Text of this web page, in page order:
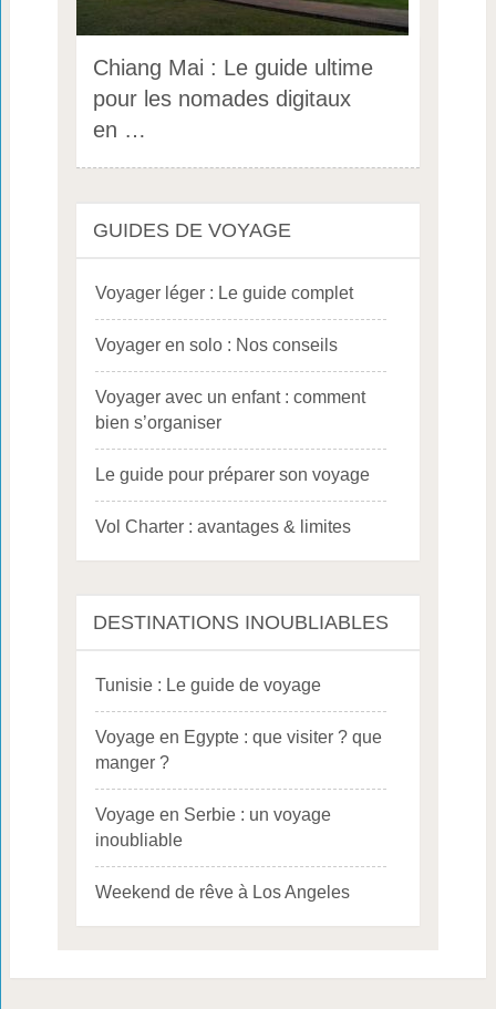
Chiang Mai : Le guide ultime
pour les nomades digitaux
en …
GUIDES DE VOYAGE
Voyager léger : Le guide complet
Voyager en solo : Nos conseils
Voyager avec un enfant : comment
bien s’organiser
Le guide pour préparer son voyage
Vol Charter : avantages & limites
DESTINATIONS INOUBLIABLES
Tunisie : Le guide de voyage
Voyage en Egypte : que visiter ? que
manger ?
Voyage en Serbie : un voyage
inoubliable
Weekend de rêve à Los Angeles